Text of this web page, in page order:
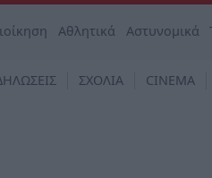
Αθλητικά Αστυνομικά
ΣΧΟΛΙΑ CINEMA